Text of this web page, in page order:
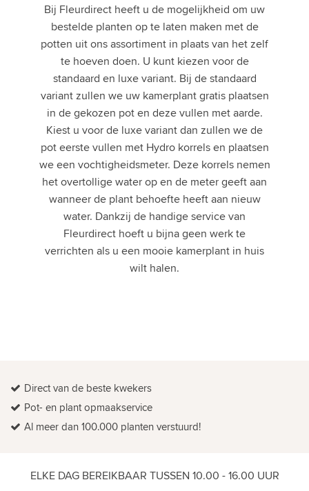
Bij Fleurdirect heeft u de mogelijkheid om uw
bestelde planten op te laten maken met de
potten uit ons assortiment in plaats van het zelf
te hoeven doen. U kunt kiezen voor de
standaard en luxe variant. Bij de standaard
variant zullen we uw kamerplant gratis plaatsen
in de gekozen pot en deze vullen met aarde.
Kiest u voor de luxe variant dan zullen we de
pot eerste vullen met Hydro korrels en plaatsen
we een vochtigheidsmeter. Deze korrels nemen
het overtollige water op en de meter geeft aan
wanneer de plant behoefte heeft aan nieuw
water. Dankzij de handige service van
Fleurdirect hoeft u bijna geen werk te
verrichten als u een mooie kamerplant in huis
wilt halen.
Direct van de beste kwekers
Pot- en plant opmaakservice
Al meer dan 100.000 planten verstuurd!
ELKE DAG BEREIKBAAR TUSSEN 10.00 - 16.00 UUR